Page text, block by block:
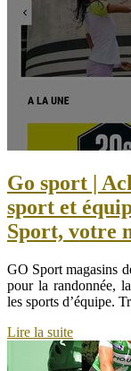
Go sport |
sport et
Sport, votre
GO Sport magasins
pour la randonnée,
les sports d’équipe.
Lire la suite